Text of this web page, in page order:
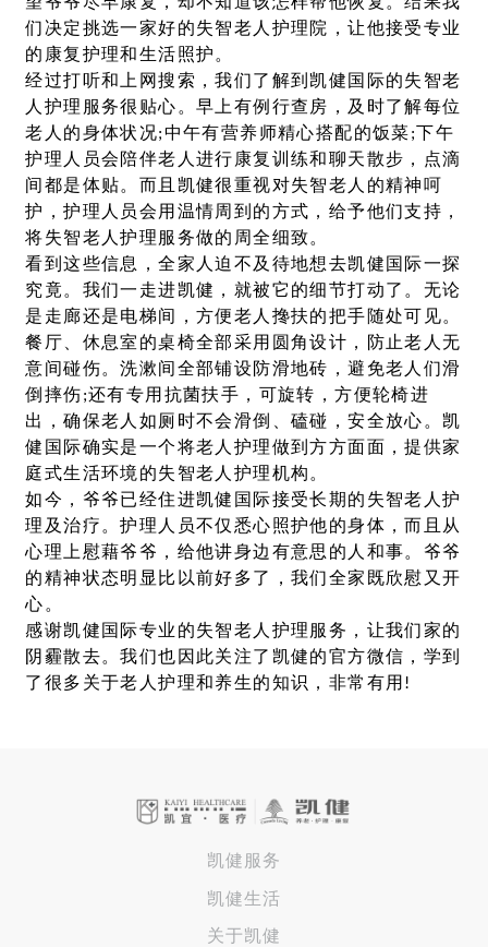
们决定挑选一家好的失智老人护理院，让他接受专业
的康复护理和生活照护。
经过打听和上网搜索，我们了解到凯健国际的失智老
人护理服务很贴心。早上有例行查房，及时了解每位
老人的身体状况;中午有营养师精心搭配的饭菜;下午
护理人员会陪伴老人进行康复训练和聊天散步，点滴
间都是体贴。而且凯健很重视对失智老人的精神呵
护，护理人员会用温情周到的方式，给予他们支持，
将失智老人护理服务做的周全细致。
看到这些信息，全家人迫不及待地想去凯健国际一探
究竟。我们一走进凯健，就被它的细节打动了。无论
是走廊还是电梯间，方便老人搀扶的把手随处可见。
餐厅、休息室的桌椅全部采用圆角设计，防止老人无
意间碰伤。洗漱间全部铺设防滑地砖，避免老人们滑
倒摔伤;还有专用抗菌扶手，可旋转，方便轮椅进
出，确保老人如厕时不会滑倒、磕碰，安全放心。凯
健国际确实是一个将老人护理做到方方面面，提供家
庭式生活环境的失智老人护理机构。
如今，爷爷已经住进凯健国际接受长期的失智老人护
理及治疗。护理人员不仅悉心照护他的身体，而且从
心理上慰藉爷爷，给他讲身边有意思的人和事。爷爷
的精神状态明显比以前好多了，我们全家既欣慰又开
心。
感谢凯健国际专业的失智老人护理服务，让我们家的
阴霾散去。我们也因此关注了凯健的官方微信，学到
了很多关于老人护理和养生的知识，非常有用!
凯健服务
凯健生活
关于凯健